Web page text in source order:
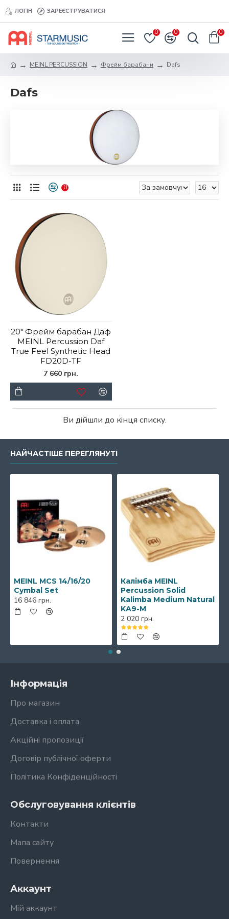
ЛОГІН ЗАРЕЄСТРУВАТИСЯ
0 0 0
MEINL PERCUSSION Фрейм барабани Dafs
Dafs
0
20" Фрейм барабан Даф
MEINL Percussion Daf
True Feel Synthetic Head
FD20D-TF
7 660 грн.
Ви дійшли до кінця списку.
НАЙЧАСТІШЕ ПЕРЕГЛЯНУТІ
MEINL MCS 14/16/20
Cymbal Set
16 846 грн.
Калімба MEINL
Percussion Solid
Kalimba Medium Natural
KA9-M
2 020 грн.
Інформація
Про магазин
Доставка і оплата
Акційні пропозиції
Договір публічної оферти
Політика Конфіденційності
Обслуговування клієнтів
Контакти
Мапа сайту
Повернення
Аккаунт
Мій аккаунт